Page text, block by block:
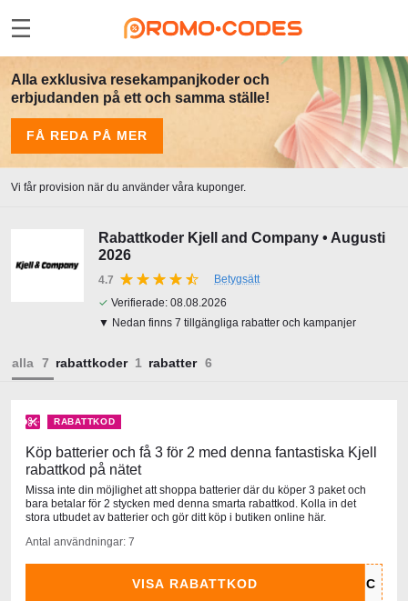
Alla exklusiva resekampanjkoder och
erbjudanden på ett och samma ställe!
FÅ REDA PÅ MER
Vi får provision när du använder våra kuponger.
Rabattkoder Kjell and Company • Augusti
2026
4.7
Betygsätt
✓ Verifierade: 08.08.2026
▼ Nedan finns 7 tillgängliga rabatter och kampanjer
alla rabattkoder rabatter
RABATTKOD
Köp batterier och få 3 för 2 med denna fantastiska Kjell
rabattkod på nätet
Missa inte din möjlighet att shoppa batterier där du köper 3 paket och
bara betalar för 2 stycken med denna smarta rabattkod. Kolla in det
stora utbudet av batterier och gör ditt köp i butiken online här.
Antal användningar: 7
VISA RABATTKOD